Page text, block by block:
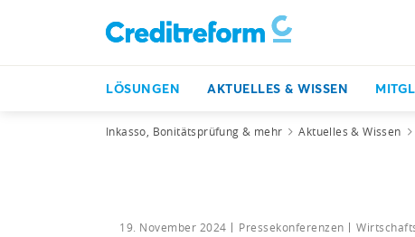
LÖSUNGEN AKTUELLES & WISSEN
Inkasso, Bonitätsprüfung & mehr Aktuelles & Wissen
19. November 2024 Pressekonferenzen